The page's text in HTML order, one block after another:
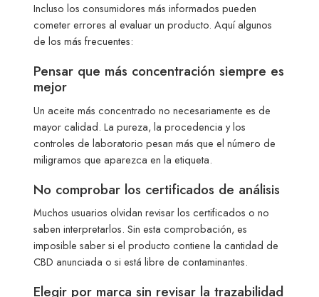
Incluso los consumidores más informados pueden
cometer errores al evaluar un producto. Aquí algunos
de los más frecuentes:
Pensar que más concentración siempre es
mejor
Un aceite más concentrado no necesariamente es de
mayor calidad. La pureza, la procedencia y los
controles de laboratorio pesan más que el número de
miligramos que aparezca en la etiqueta.
No comprobar los certificados de análisis
Muchos usuarios olvidan revisar los certificados o no
saben interpretarlos. Sin esta comprobación, es
imposible saber si el producto contiene la cantidad de
CBD anunciada o si está libre de contaminantes.
Elegir por marca sin revisar la trazabilidad